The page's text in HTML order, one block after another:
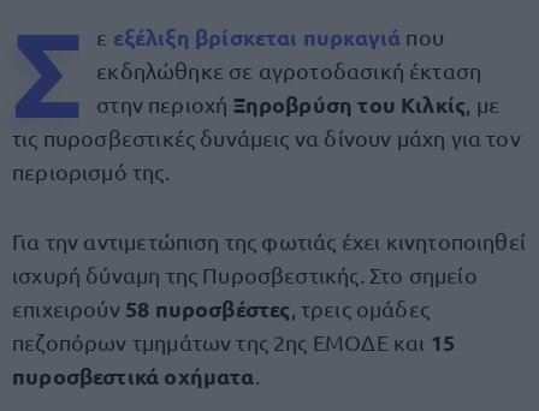
Σ ε εξέλιξη βρίσκεται πυρκαγιά που
εκδηλώθηκε σε αγροτοδασική έκταση
στην περιοχή Ξηροβρύση του Κιλκίς , με
τις πυροσβεστικές δυνάμεις να δίνουν μάχη για τον
περιορισμό της.
Για την αντιμετώπιση της φωτιάς έχει κινητοποιηθεί
ισχυρή δύναμη της Πυροσβεστικής. Στο σημείο
επιχειρούν 58 πυροσβέστες , τρεις ομάδες
πεζοπόρων τμημάτων της 2ης ΕΜΟΔΕ και 15
πυροσβεστικά οχήματα